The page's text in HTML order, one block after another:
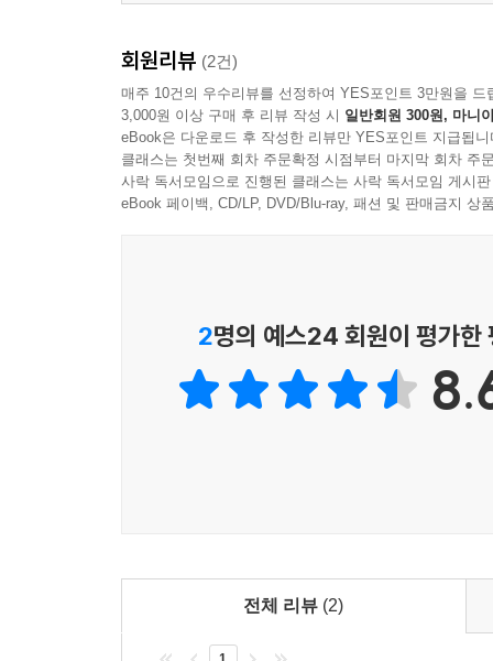
Test 2: Identifying Topics
Test 4: Identifying Topics and Main Ideas
Test 5: Identifying Topics and Main Ideas
Test 6: Discovering Main Ideas
4. Recognizing Topic Sentences
Topic Sentences at the Beginning
Digging Deeper: Family Ties
Rounding Up the Keys
Test 1: Reviewing the Key Points
Inferring Main Ideas
Effective and Ineffective Inferences
Allusions and Inferences
회원리뷰 (2건)
매주 10건의 우수리뷰를 선정하여 YES포인트 3만원을 드
3,000원 이상 구매 후 리뷰 작성 시 일반회원 300원, 마니
eBook은 다운로드 후 작성한 리뷰만 YES포인트 지급됩니
클래스는 첫번째 회차 주문확정 시점부터 마지막 회차 주
사락 독서모임으로 진행된 클래스는 사락 독서모임 게시
eBook 페이백, CD/LP, DVD/Blu-ray, 패션 및 판매금지 상
2명의 예스24 회원이 평가한
전체 리뷰 (2)